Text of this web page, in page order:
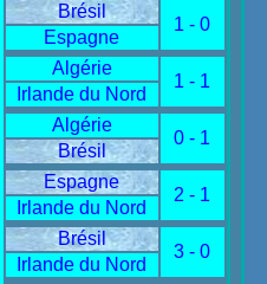
Brésil
1 - 0
Espagne
Algérie
1 - 1
Irlande du Nord
Algérie
0 - 1
Brésil
Espagne
2 - 1
Irlande du Nord
Brésil
3 - 0
Irlande du Nord